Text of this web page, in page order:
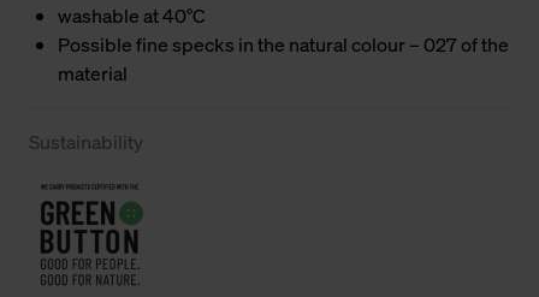
washable at 40°C
Possible fine specks in the natural colour – 027 of the
material
Sustainability